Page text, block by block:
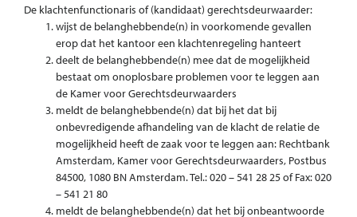
De klachtenfunctionaris of (kandidaat) gerechtsdeurwaarder:
wijst de belanghebbende(n) in voorkomende gevallen
erop dat het kantoor een klachtenregeling hanteert
deelt de belanghebbende(n) mee dat de mogelijkheid
bestaat om onoplosbare problemen voor te leggen aan
de Kamer voor Gerechtsdeurwaarders
meldt de belanghebbende(n) dat bij het dat bij
onbevredigende afhandeling van de klacht de relatie de
mogelijkheid heeft de zaak voor te leggen aan: Rechtbank
Amsterdam, Kamer voor Gerechtsdeurwaarders, Postbus
84500, 1080 BN Amsterdam. Tel.: 020 – 541 28 25 of Fax: 020
– 541 21 80
meldt de belanghebbende(n) dat het bij onbeantwoorde